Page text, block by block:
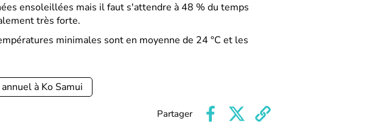
ensoleillées mais il faut s'attendre à 48 % du temps
très forte.
minimales sont en moyenne de 24 °C et les
à Ko Samui
Partager